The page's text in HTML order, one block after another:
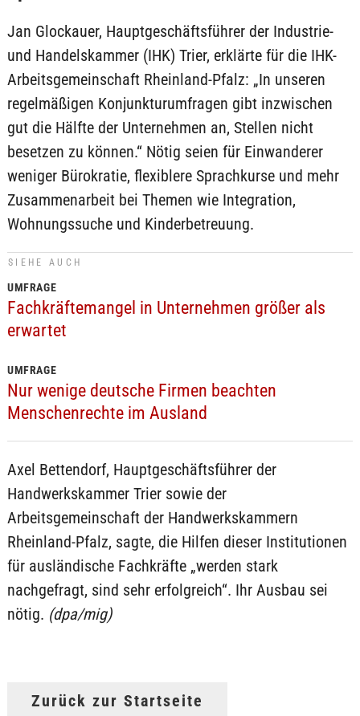
Jan Glockauer, Hauptgeschäftsführer der Industrie-
und Handelskammer (IHK) Trier, erklärte für die IHK-
Arbeitsgemeinschaft Rheinland-Pfalz: „In unseren
regelmäßigen Konjunkturumfragen gibt inzwischen
gut die Hälfte der Unternehmen an, Stellen nicht
besetzen zu können.“ Nötig seien für Einwanderer
weniger Bürokratie, flexiblere Sprachkurse und mehr
Zusammenarbeit bei Themen wie Integration,
Wohnungssuche und Kinderbetreuung.
SIEHE AUCH
UMFRAGE
Fachkräftemangel in Unternehmen größer als
erwartet
UMFRAGE
Nur wenige deutsche Firmen beachten
Menschenrechte im Ausland
Axel Bettendorf, Hauptgeschäftsführer der
Handwerkskammer Trier sowie der
Arbeitsgemeinschaft der Handwerkskammern
Rheinland-Pfalz, sagte, die Hilfen dieser Institutionen
für ausländische Fachkräfte „werden stark
nachgefragt, sind sehr erfolgreich“. Ihr Ausbau sei
nötig. (dpa/mig)
Zurück zur Startseite